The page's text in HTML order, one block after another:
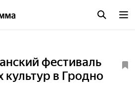
фестиваль
культур в Гродно